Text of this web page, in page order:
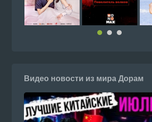
Видео новости из мира Дорам